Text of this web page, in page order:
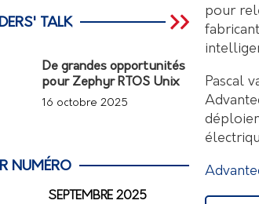
pour
Pascal
TALK
De grandes opportunités
pour Zephyr RTOS Unix
16 octobre 2025
NUMÉRO
SEPTEMBRE 2025